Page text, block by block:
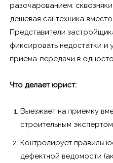
разочарованием:
дешевая сантехника
Представители
фиксировать недостатки и
приема-передачи в
Что делает юрист:
Выезжает на приемку
строительным
Контролирует
дефектной ведомости